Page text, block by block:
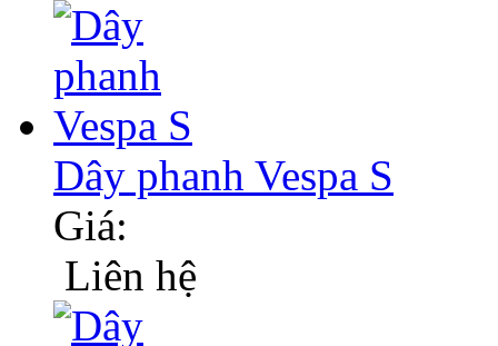
Dây phanh Vespa S
Giá:
Liên hệ